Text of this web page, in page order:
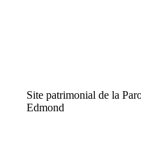
Site patrimonial de la
Edmond